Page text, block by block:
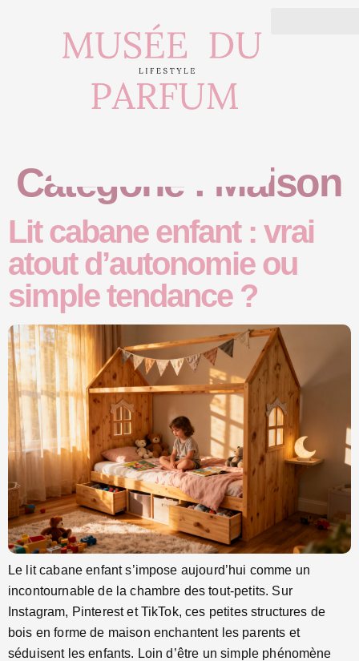
Catégorie : Maison
Lit cabane enfant : vrai
atout d’autonomie ou
simple tendance ?
Le lit cabane enfant s’impose aujourd’hui comme un
incontournable de la chambre des tout-petits. Sur
Instagram, Pinterest et TikTok, ces petites structures de
bois en forme de maison enchantent les parents et
séduisent les enfants. Loin d’être un simple phénomène